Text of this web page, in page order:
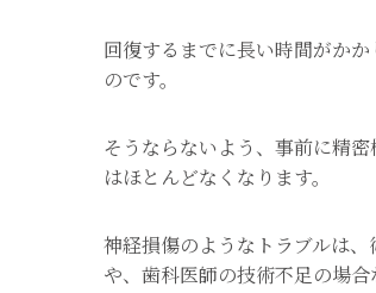
回復するまでに長い時間がか
のです。
そうならないよう、事前に精
はほとんどなくなります。
神経損傷のようなトラブルは
や、歯科医師の技術不足の場合